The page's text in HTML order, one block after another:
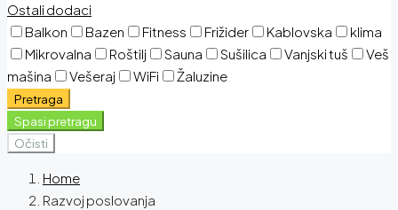
Ostali dodaci
Balkon
Bazen Fitness Frižider Kablovska
klima
Mikrovalna
Roštilj Sauna Sušilica Vanjski tuš
Veš
mašina
Vešeraj WiFi Žaluzine
Pretraga
Spasi pretragu
Očisti
Home
Razvoj poslovanja